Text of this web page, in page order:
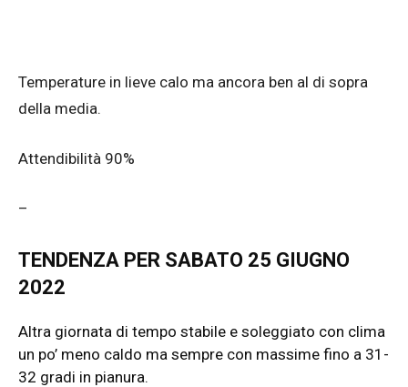
Temperature in lieve calo ma ancora ben al di sopra
della media.
Attendibilità 90%
–
TENDENZA PER SABATO 25 GIUGNO
2022
Altra giornata di tempo stabile e soleggiato con clima
un po’ meno caldo ma sempre con massime fino a 31-
32 gradi in pianura.